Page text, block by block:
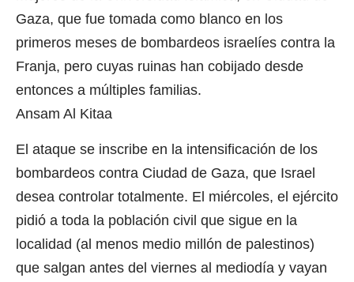
Gaza, que fue tomada como blanco en los
primeros meses de bombardeos israelíes contra la
Franja, pero cuyas ruinas han cobijado desde
entonces a múltiples familias.
Ansam Al Kitaa
El ataque se inscribe en la intensificación de los
bombardeos contra Ciudad de Gaza, que Israel
desea controlar totalmente. El miércoles, el ejército
pidió a toda la población civil que sigue en la
localidad (al menos medio millón de palestinos)
que salgan antes del viernes al mediodía y vayan